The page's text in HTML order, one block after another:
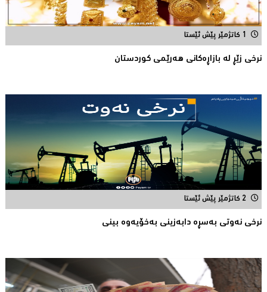
1 کاتژمێر پێش ئێستا
نرخی زێڕ له‌ بازاڕه‌كانی هه‌رێمی كوردستان
2 کاتژمێر پێش ئێستا
نرخی نه‌وتی به‌سڕه‌ دابه‌زینی به‌خۆیه‌وه‌ بینی